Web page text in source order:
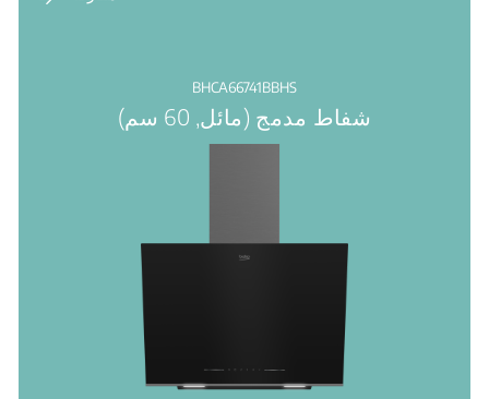
BHCA66741BBHS
شفاط مدمج (مائل, 60 سم)